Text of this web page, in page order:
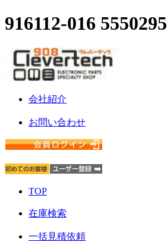
916112-016 5550295
会社紹介
お問い合わせ
TOP
在庫検索
一括見積依頼